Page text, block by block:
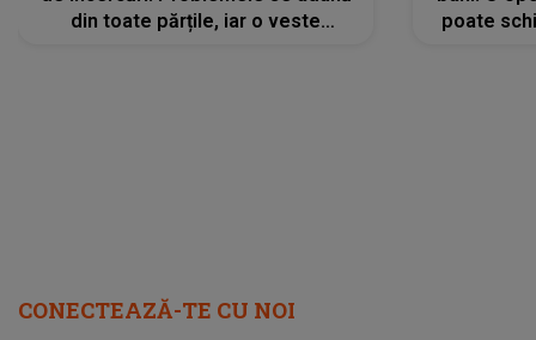
din toate părțile, iar o veste
poate
CONECTEAZĂ-TE CU NOI